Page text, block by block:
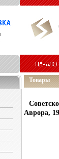
Товары
Аврора,